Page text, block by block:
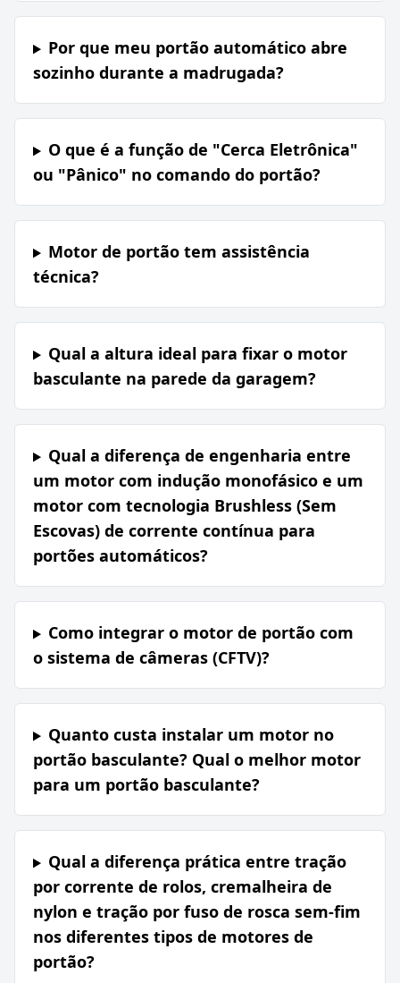
Por que meu portão automático abre
sozinho durante a madrugada?
O que é a função de "Cerca Eletrônica"
ou "Pânico" no comando do portão?
Motor de portão tem assistência
técnica?
Qual a altura ideal para fixar o motor
basculante na parede da garagem?
Qual a diferença de engenharia entre
um motor com indução monofásico e um
motor com tecnologia Brushless (Sem
Escovas) de corrente contínua para
portões automáticos?
Como integrar o motor de portão com
o sistema de câmeras (CFTV)?
Quanto custa instalar um motor no
portão basculante? Qual o melhor motor
para um portão basculante?
Qual a diferença prática entre tração
por corrente de rolos, cremalheira de
nylon e tração por fuso de rosca sem-fim
nos diferentes tipos de motores de
portão?